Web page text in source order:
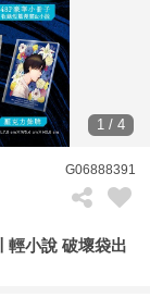
1 / 4
G06888391
輕小說 破壞袋出